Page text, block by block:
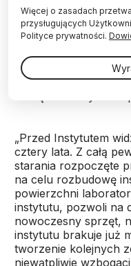
Od kwietnia prof. dr
dyrektorem Instytutu
Poznaniu. Został
Akademii Nauk w
stanowisku prof. dr.
„Przed Instytutem
cztery lata. Z całą
starania rozpoczęte
na celu rozbudowę
powierzchni
instytutu, pozwoli na
nowoczesny sprzęt,
instytutu brakuje już
tworzenie kolejnych
niewątpliwie
Więcej o zasadach
przysługujących
Polityce prywatności.